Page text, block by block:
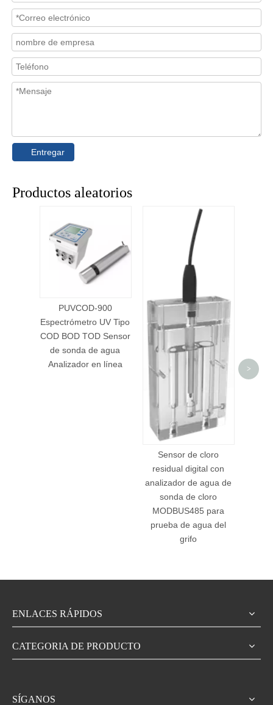
Entregar
Productos aleatorios
PUVCOD-900
Espectrómetro UV Tipo
COD BOD TOD Sensor
de sonda de agua
Analizador en línea
Sensor de cloro
residual digital con
analizador de agua de
sonda de cloro
MODBUS485 para
prueba de agua del
grifo
>
ENLACES RÁPIDOS
CATEGORIA DE PRODUCTO
SÍGANOS